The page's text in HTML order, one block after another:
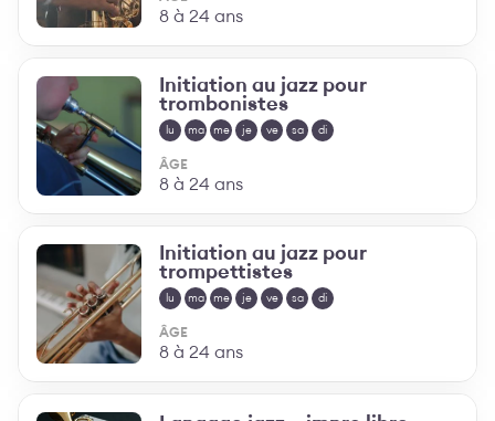
8 à 24 ans
Initiation au jazz pour
trombonistes
lu ma me je ve sa di
ÂGE
8 à 24 ans
Initiation au jazz pour
trompettistes
lu ma me je ve sa di
ÂGE
8 à 24 ans